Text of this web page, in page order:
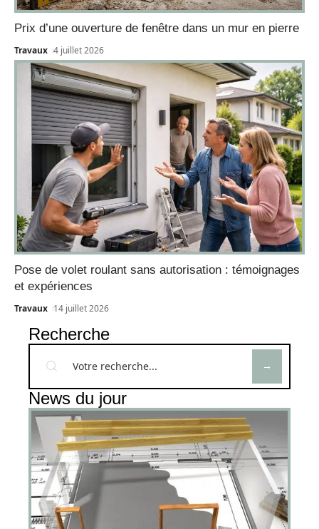
Prix d’une ouverture de fenêtre dans un mur en pierre
Travaux 4 juillet 2026
Pose de volet roulant sans autorisation : témoignages
et expériences
Travaux 14 juillet 2026
Recherche
News du jour